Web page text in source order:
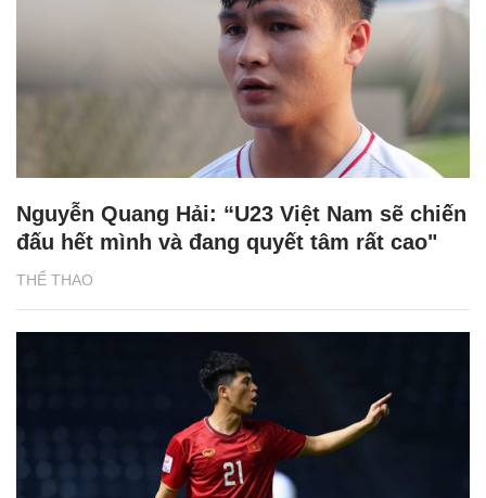
THỂ THAO
Nguyễn Quang Hải: “U23 Việt Nam sẽ chiến
đấu hết mình và đang quyết tâm rất cao"